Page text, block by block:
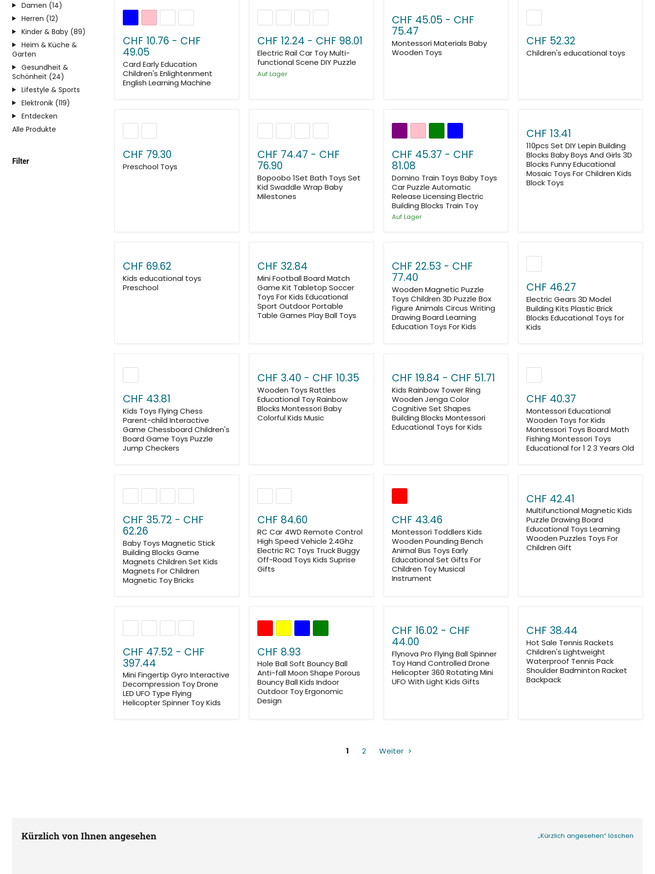
Damen (14)
Herren (12)
Kinder & Baby (89)
Heim & Küche &
Garten
Gesundheit &
Schönheit (24)
Lifestyle & Sports
Elektronik (119)
Entdecken
Alle Produkte
Filter
CHF 10.76 - CHF
49.05
Card Early Education
Children's Enlightenment
English Learning Machine
CHF 12.24 - CHF 98.01
Electric Rail Car Toy Multi-
functional Scene DIY Puzzle
Auf Lager
CHF 45.05 - CHF
75.47
Montessori Materials Baby
Wooden Toys
CHF 52.32
Children's educational toys
CHF 79.30
Preschool Toys
CHF 74.47 - CHF
76.90
Bopoobo 1Set Bath Toys Set
Kid Swaddle Wrap Baby
Milestones
CHF 45.37 - CHF
81.08
Domino Train Toys Baby Toys
Car Puzzle Automatic
Release Licensing Electric
Building Blocks Train Toy
Auf Lager
CHF 13.41
110pcs Set DIY Lepin Building
Blocks Baby Boys And Girls 3D
Blocks Funny Educational
Mosaic Toys For Children Kids
Block Toys
CHF 69.62
Kids educational toys
Preschool
CHF 32.84
Mini Football Board Match
Game Kit Tabletop Soccer
Toys For Kids Educational
Sport Outdoor Portable
Table Games Play Ball Toys
CHF 22.53 - CHF
77.40
Wooden Magnetic Puzzle
Toys Children 3D Puzzle Box
Figure Animals Circus Writing
Drawing Board Learning
Education Toys For Kids
CHF 46.27
Electric Gears 3D Model
Building Kits Plastic Brick
Blocks Educational Toys for
Kids
CHF 43.81
Kids Toys Flying Chess
Parent-child Interactive
Game Chessboard Children's
Board Game Toys Puzzle
Jump Checkers
CHF 3.40 - CHF 10.35
Wooden Toys Rattles
Educational Toy Rainbow
Blocks Montessori Baby
Colorful Kids Music
CHF 19.84 - CHF 51.71
Kids Rainbow Tower Ring
Wooden Jenga Color
Cognitive Set Shapes
Building Blocks Montessori
Educational Toys for Kids
CHF 40.37
Montessori Educational
Wooden Toys for Kids
Montessori Toys Board Math
Fishing Montessori Toys
Educational for 1 2 3 Years Old
CHF 35.72 - CHF
62.26
Baby Toys Magnetic Stick
Building Blocks Game
Magnets Children Set Kids
Magnets For Children
Magnetic Toy Bricks
CHF 84.60
RC Car 4WD Remote Control
High Speed Vehicle 2.4Ghz
Electric RC Toys Truck Buggy
Off-Road Toys Kids Suprise
Gifts
CHF 43.46
Montessori Toddlers Kids
Wooden Pounding Bench
Animal Bus Toys Early
Educational Set Gifts For
Children Toy Musical
Instrument
CHF 42.41
Multifunctional Magnetic Kids
Puzzle Drawing Board
Educational Toys Learning
Wooden Puzzles Toys For
Children Gift
CHF 47.52 - CHF
397.44
Mini Fingertip Gyro Interactive
Decompression Toy Drone
LED UFO Type Flying
Helicopter Spinner Toy Kids
CHF 8.93
Hole Ball Soft Bouncy Ball
Anti-fall Moon Shape Porous
Bouncy Ball Kids Indoor
Outdoor Toy Ergonomic
Design
CHF 16.02 - CHF
44.00
Flynova Pro Flying Ball Spinner
Toy Hand Controlled Drone
Helicopter 360 Rotating Mini
UFO With Light Kids Gifts
CHF 38.44
Hot Sale Tennis Rackets
Children's Lightweight
Waterproof Tennis Pack
Shoulder Badminton Racket
Backpack
1 2 Weiter
Kürzlich von Ihnen angesehen „Kürzlich angesehen“ löschen